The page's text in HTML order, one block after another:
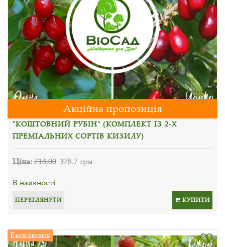
Акційна пропозиція
"КОШТОВНИЙ РУБІН" (КОМПЛЕКТ ІЗ 2-Х
ПРЕМІАЛЬНИХ СОРТІВ КИЗИЛУ)
Ціна:718.00 378.7 грн
В наявності
ПЕРЕГЛЯНУТИ КУПИТИ
Ексклюзив